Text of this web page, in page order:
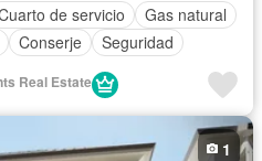
de servicio
Gas natural
Conserje
Seguridad
Real Estate
1